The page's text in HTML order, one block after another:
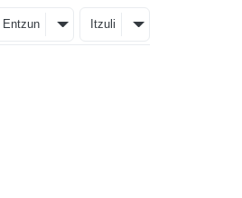
Entzun Itzuli